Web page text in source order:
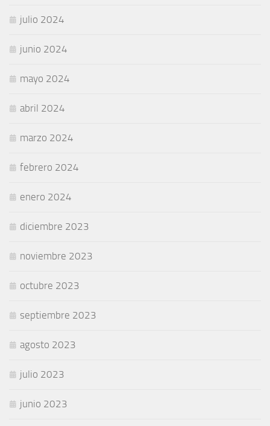
julio 2024
junio 2024
mayo 2024
abril 2024
marzo 2024
febrero 2024
enero 2024
diciembre 2023
noviembre 2023
octubre 2023
septiembre 2023
agosto 2023
julio 2023
junio 2023